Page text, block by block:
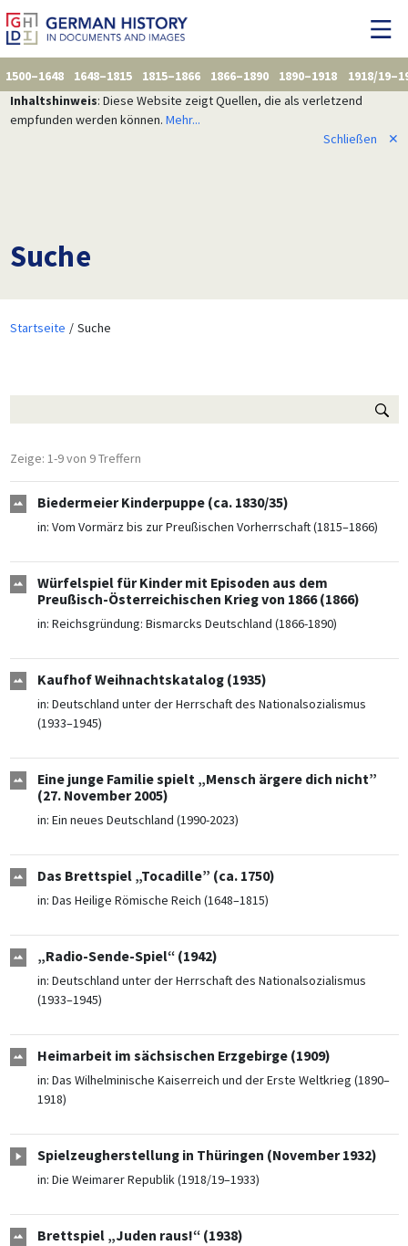
1500–1648 1648–1815 1815–1866 1866–1890 1890–1918
1918/
Inhaltshinweis: Diese Website zeigt Quellen, die als verletzend
empfunden werden können. Mehr...
Schließen
✕
Suche
Startseite Suche
Zeige: 1-9 von 9 Treffern
Biedermeier Kinderpuppe (ca. 1830/35)
in: Vom Vormärz bis zur Preußischen Vorherrschaft (1815–1866)
Würfelspiel für Kinder mit Episoden aus dem
Preußisch-Österreichischen Krieg von 1866 (1866)
in: Reichsgründung: Bismarcks Deutschland (1866-1890)
Kaufhof Weihnachtskatalog (1935)
in: Deutschland unter der Herrschaft des Nationalsozialismus
(1933–1945)
Eine junge Familie spielt „Mensch ärgere dich nicht”
(27. November 2005)
in: Ein neues Deutschland (1990-2023)
Das Brettspiel „Tocadille” (ca. 1750)
in: Das Heilige Römische Reich (1648–1815)
„Radio-Sende-Spiel“ (1942)
in: Deutschland unter der Herrschaft des Nationalsozialismus
(1933–1945)
Heimarbeit im sächsischen Erzgebirge (1909)
in: Das Wilhelminische Kaiserreich und der Erste Weltkrieg (1890–
1918)
Spielzeugherstellung in Thüringen (November 1932)
in: Die Weimarer Republik (1918/19–1933)
Brettspiel „Juden raus!“ (1938)